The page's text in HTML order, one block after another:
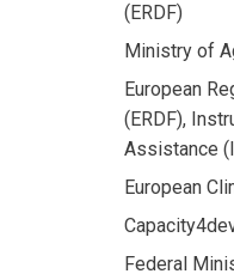
(ERDF)
Ministry of
European
(ERDF),
Assistance
European
Federal